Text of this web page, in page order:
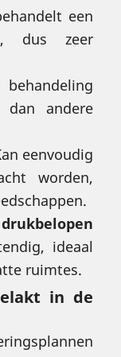
een
dus zeer
behandeling
andere
eenvoudig
worden,
ideaal
ruimtes.
in de